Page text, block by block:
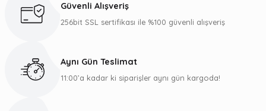
Güvenli Alışveriş
256bit SSL sertifikası ile %100 güvenli alışveriş
Aynı Gün Teslimat
11:00’a kadar ki siparişler aynı gün kargoda!